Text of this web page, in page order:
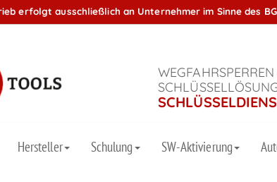
erfolgt ausschließlich an Unternehmer im Sinne des
Hersteller Schulung SW-Aktivierung